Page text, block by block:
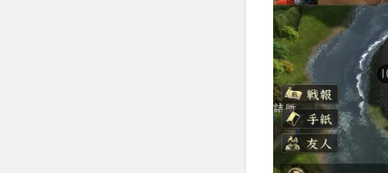
2.新
信長
の野
望の
魅力3
つ！
ココ
が面
白